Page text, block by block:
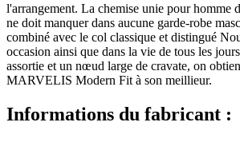
l'arrangement. La chemise unie pour homme
ne doit manquer dans aucune garde-robe
combiné avec le col classique et distingué
occasion ainsi que dans la vie de tous les
assortie et un nœud large de cravate, on
MARVELIS Modern Fit à son meillieur.
Informations du fabricant :